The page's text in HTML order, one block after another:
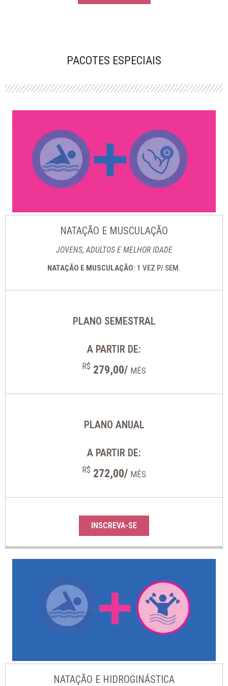
PACOTES ESPECIAIS
NATAÇÃO E MUSCULAÇÃO
JOVENS, ADULTOS E MELHOR IDADE
NATAÇÃO E MUSCULAÇÃO: 1 VEZ P/ SEM.
PLANO SEMESTRAL
A PARTIR DE:
R$ 279,00/ MÊS
PLANO ANUAL
A PARTIR DE:
R$ 272,00/ MÊS
INSCREVA-SE
NATAÇÃO E HIDROGINÁSTICA